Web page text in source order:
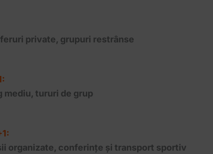
private, grupuri restrânse
tururi de grup
organizate, conferințe și transport sportiv